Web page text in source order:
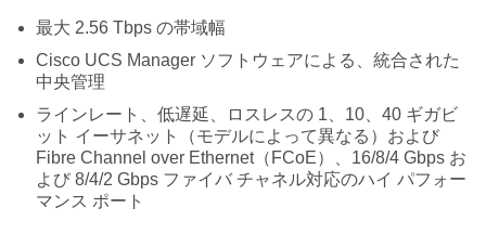
最大 2.56 Tbps の帯域幅
Cisco UCS Manager ソフトウェアによる、統合された
中央管理
ラインレート、低遅延、ロスレスの 1、10、40 ギガビ
ット イーサネット（モデルによって異なる）および
Fibre Channel over Ethernet（FCoE）、16/8/4 Gbps お
よび 8/4/2 Gbps ファイバ チャネル対応のハイ パフォー
マンス ポート